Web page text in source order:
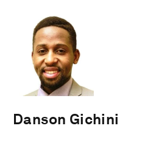
Danson Gichini